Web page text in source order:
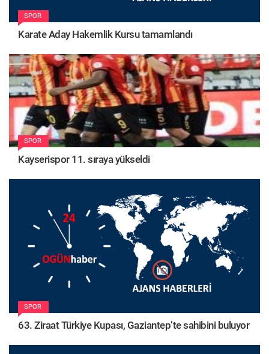
SPOR
Karate Aday Hakemlik Kursu tamamlandı
SPOR
Kayserispor 11. sıraya yükseldi
SPOR
63. Ziraat Türkiye Kupası, Gaziantep’te sahibini buluyor